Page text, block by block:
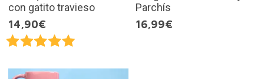
con gatito travieso
14,90€
Parchís
16,99€